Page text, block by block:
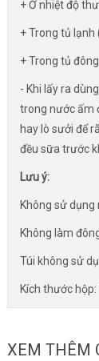
+ Ở nhiệt độ
+ Trong tủ lạnh
+ Trong tủ
- Khi lấy ra
trong nước ấm
hay lò sưởi để
đều sữa trước
Lưu ý:
Không sử dụng
Không làm
Túi không sử
Kích thước
XEM THÊM